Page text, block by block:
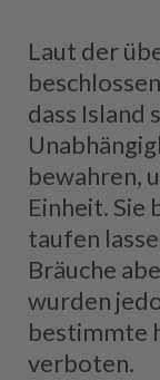
Laut der
dass Island
bewahren,
Einheit. Sie
taufen
Bräuche
wurden
bestimmte
verboten.